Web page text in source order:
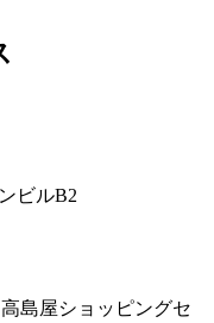
ビルB2
島屋ショッピングセ